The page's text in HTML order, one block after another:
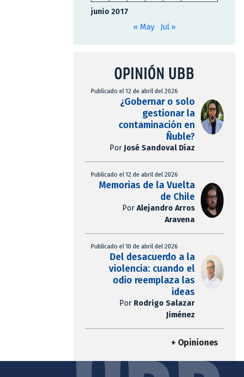
junio 2017
« May Jul »
OPINIÓN UBB
Publicado el 12 de abril del 2026
¿Gobernar o solo
gestionar la
contaminación en
Ñuble?
Por José Sandoval Díaz
Publicado el 12 de abril del 2026
Memorias de la Vuelta
de Chile
Por Alejandro Arros
Aravena
Publicado el 10 de abril del 2026
Del desacuerdo a la
violencia: cuando el
odio reemplaza las
ideas
Por Rodrigo Salazar
Jiménez
+ Opiniones